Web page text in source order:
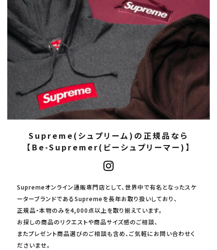
Supreme(シュプリーム)の正規品なら
【Be-Supremer(ビーシュプリーマー)】
Supremeオンライン通販専門店として、世界中で有名となったスケ
ーターブランドであるSupremeを長年お取り扱いしており、
正規品・本物のみを4,000点以上を取り揃えています。
お探しの商品のリクエストや商品サイズ感のご相談、
またプレゼント商品選びのご相談も含め、ご気軽にお問い合わせく
ださいませ。